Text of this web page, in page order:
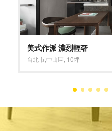
典雅氣韻、前衛奢華
台北市,北投區 26坪